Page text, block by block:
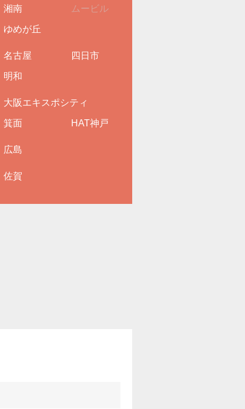
湘南 ムービル
ゆめが丘
名古屋 四日市
明和
大阪エキスポシティ
箕面 HAT神戸
広島
佐賀